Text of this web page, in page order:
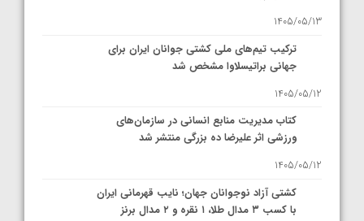
1405/05/13
ترکیب تیم‌های ملی کشتی جوانان ایران برای
جهانی براتیسلاوا مشخص شد
1405/05/12
کتاب مدیریت منابع انسانی در سازمان‌های
ورزشی اثر علیرضا ده بزرگی منتشر شد
1405/05/12
کشتی آزاد نوجوانان جهان؛ نایب قهرمانی ایران
با کسب ۳ مدال طلا، ۱ نقره و ۲ مدال برنز